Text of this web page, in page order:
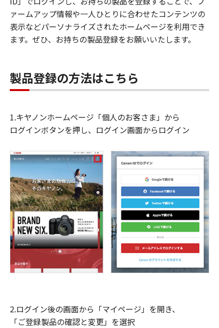
ァームアップ情報や一人ひとりに合わせたコンテンツの
表示などパーソナライズされたホームページを利用でき
ます。ぜひ、お持ちの製品登録をお願いいたします。
製品登録の方法はこちら
1.キヤノンホームページ「個人のお客さま」から
ログインボタンを押し、ログイン画面からログイン
2.ログイン後の画面から「マイページ」を開き、
「ご登録製品の確認と変更」を選択